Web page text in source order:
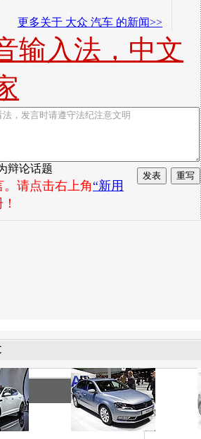
更多关于 大众 汽车 的新闻>>
输入法，中文
辩论话题
。请点击右上角“新用